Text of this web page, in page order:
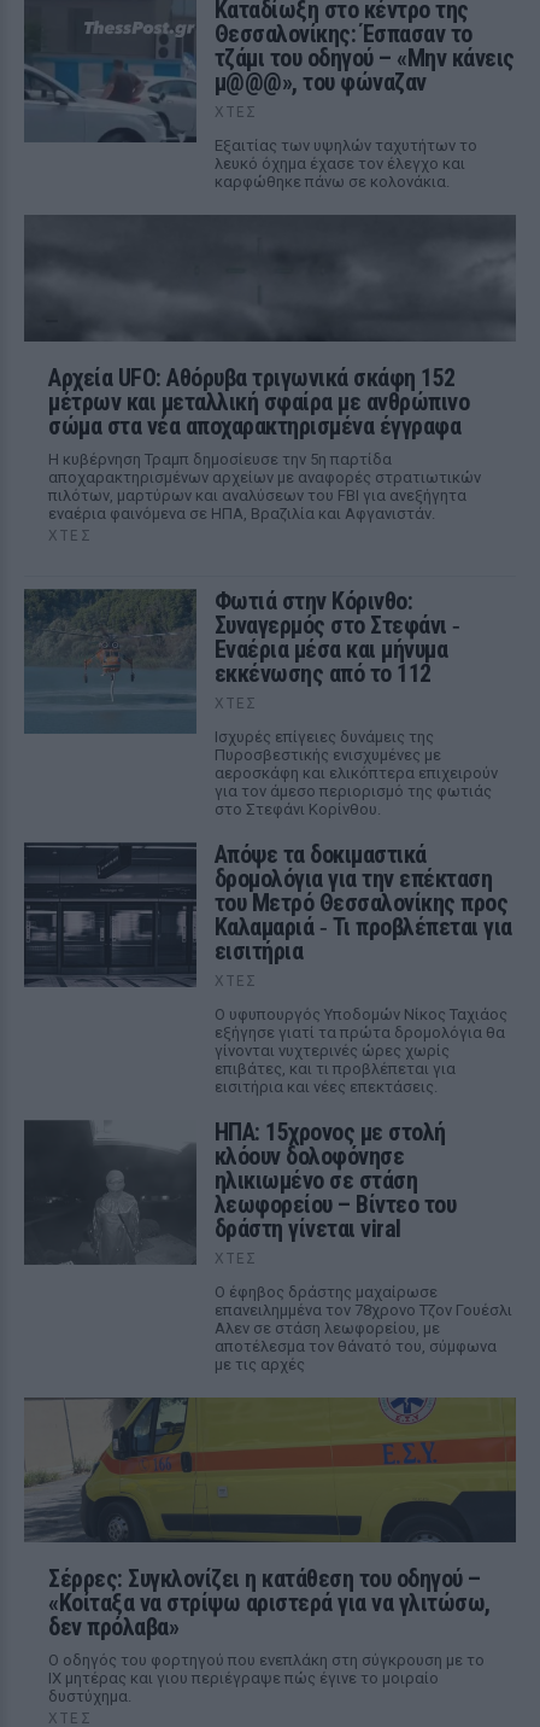
Καταδίωξη στο κέντρο της
Θεσσαλονίκης: Έσπασαν το
τζάμι του οδηγού – «Μην κάνεις
μ@@@», του φώναζαν
ΧΤΕΣ
Εξαιτίας των υψηλών ταχυτήτων το
λευκό όχημα έχασε τον έλεγχο και
καρφώθηκε πάνω σε κολονάκια.
Αρχεία UFO: Αθόρυβα τριγωνικά σκάφη 152
μέτρων και μεταλλική σφαίρα με ανθρώπινο
σώμα στα νέα αποχαρακτηρισμένα έγγραφα
Η κυβέρνηση Τραμπ δημοσίευσε την 5η παρτίδα
αποχαρακτηρισμένων αρχείων με αναφορές στρατιωτικών
πιλότων, μαρτύρων και αναλύσεων του FBI για ανεξήγητα
εναέρια φαινόμενα σε ΗΠΑ, Βραζιλία και Αφγανιστάν.
ΧΤΕΣ
Φωτιά στην Κόρινθο:
Συναγερμός στο Στεφάνι ‑
Εναέρια μέσα και μήνυμα
εκκένωσης από το 112
ΧΤΕΣ
Ισχυρές επίγειες δυνάμεις της
Πυροσβεστικής ενισχυμένες με
αεροσκάφη και ελικόπτερα επιχειρούν
για τον άμεσο περιορισμό της φωτιάς
στο Στεφάνι Κορίνθου.
Απόψε τα δοκιμαστικά
δρομολόγια για την επέκταση
του Μετρό Θεσσαλονίκης προς
Καλαμαριά ‑ Τι προβλέπεται για
εισιτήρια
ΧΤΕΣ
Ο υφυπουργός Υποδομών Νίκος Ταχιάος
εξήγησε γιατί τα πρώτα δρομολόγια θα
γίνονται νυχτερινές ώρες χωρίς
επιβάτες, και τι προβλέπεται για
εισιτήρια και νέες επεκτάσεις.
ΗΠΑ: 15χρονος με στολή
κλόουν δολοφόνησε
ηλικιωμένο σε στάση
λεωφορείου – Βίντεο του
δράστη γίνεται viral
ΧΤΕΣ
Ο έφηβος δράστης μαχαίρωσε
επανειλημμένα τον 78χρονο Τζον Γουέσλι
Αλεν σε στάση λεωφορείου, με
αποτέλεσμα τον θάνατό του, σύμφωνα
με τις αρχές
Σέρρες: Συγκλονίζει η κατάθεση του οδηγού –
«Κοίταξα να στρίψω αριστερά για να γλιτώσω,
δεν πρόλαβα»
Ο οδηγός του φορτηγού που ενεπλάκη στη σύγκρουση με το
ΙΧ μητέρας και γιου περιέγραψε πώς έγινε το μοιραίο
δυστύχημα.
ΧΤΕΣ